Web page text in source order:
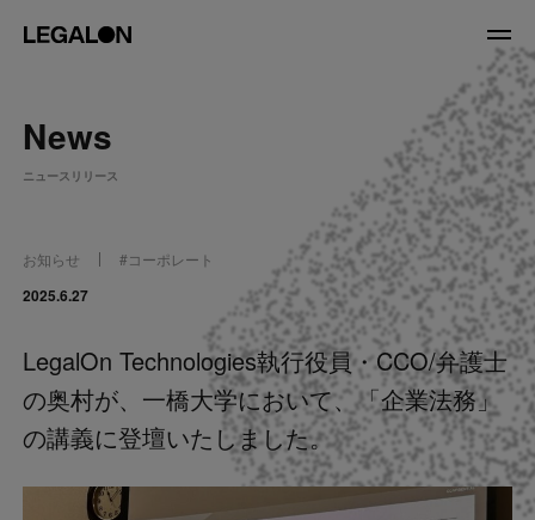
About
役員紹介
Service
News
Recruit
LegalOn Now
News
ニュースリリース
お知らせ #コーポレート
2025.6.27
LegalOn Technologies執行役員・CCO/弁護士
の奥村が、一橋大学において、「企業法務」
の講義に登壇いたしました。